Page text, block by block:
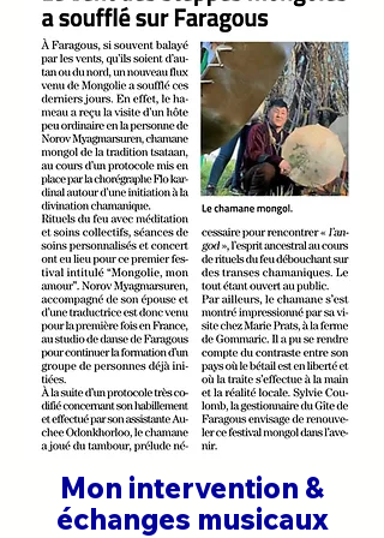
Mon intervention &
échanges musicaux